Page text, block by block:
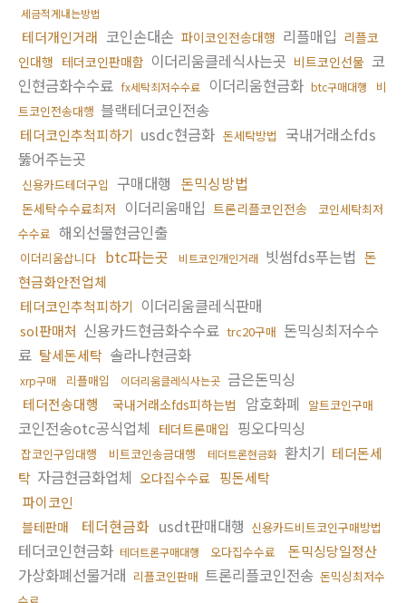
세금적게내는방법
테더개인거래 코인손대손 파이코인전송대행 리플매입 리플코
인대행 테더코인판매함 이더리움클레식사는곳 비트코인선물 코
인현금화수수료 fx세탁최저수수료 이더리움현금화 btc구매대행
비
트코인전송대행 블랙테더코인전송
테더코인추척피하기 usdc현금화 돈세탁방법
국내거래소fds
뚫어주는곳
신용카드테더구입 구매대행 돈믹싱방법
돈세탁수수료최저 이더리움매입 트론리플코인전송
코인세탁최저
수수료 해외선물현금인출
이더리움삽니다 btc파는곳 비트코인개인거래 빗썸fds푸는법 돈
현금화안전업체
테더코인추척피하기 이더리움클레식판매
sol판매처 신용카드현금화수수료 trc20구매 돈믹싱최저수수
료 탈세돈세탁 솔라나현금화
xrp구매 리플매입 이더리움클레식사는곳 금은돈믹싱
테더전송대행 국내거래소fds피하는법 암호화폐 알트코인구매
코인전송otc공식업체 테더트론매입 핑오다믹싱
잡코인구입대행 비트코인송금대행 테더트론현금화 환치기 테더돈세
탁 자금현금화업체 오다집수수료 핑돈세탁
파이코인
블테판매 테더현금화 usdt판매대행 신용카드비트코인구매방법
테더코인현금화 테더트론구매대행 오다집수수료 돈믹싱당일정산
가상화폐선물거래 리플코인판매 트론리플코인전송 돈믹싱최저수